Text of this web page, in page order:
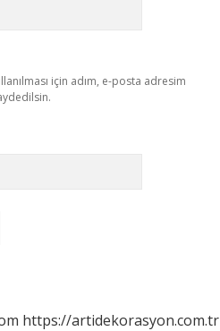
için adım, e-posta adresim
https://artidekorasyon.com.tr